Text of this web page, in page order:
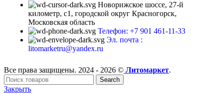
Новорижское шоссе, 27-й
километр, с1, городской округ Красногорск,
Московская область
Телефон: +7 901 461-11-33
Эл. почта :
litomarketru@yandex.ru
Все права защищены. 2024 - 2026 © Литомаркет.
Search
Закрыть